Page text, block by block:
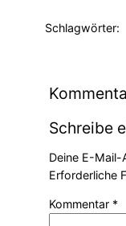
Schlagwörter:
Schreibe
Deine E-
Erforderliche
Kommentar *